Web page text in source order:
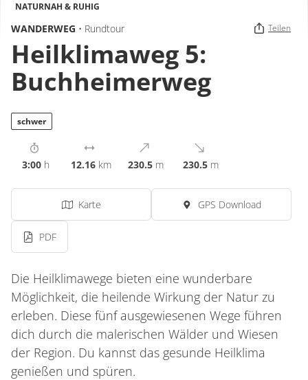
NATURNAH & RUHIG
WANDERWEG • Rundtour Teilen
Heilklimaweg 5:
Buchheimerweg
schwer
3:00 h 12.16 km 230.5 m 230.5 m
Karte GPS Download
PDF
Die Heilklimawege bieten eine wunderbare
Möglichkeit, die heilende Wirkung der Natur zu
erleben. Diese fünf ausgewiesenen Wege führen
dich durch die malerischen Wälder und Wiesen
der Region. Du kannst das gesunde Heilklima
genießen und spüren.